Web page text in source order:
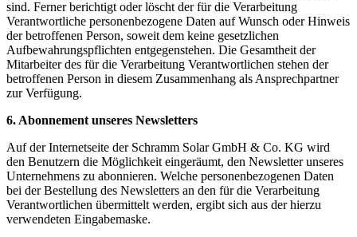
sind. Ferner berichtigt oder löscht der für die Verarbeitung
Verantwortliche personenbezogene Daten auf Wunsch oder Hinweis
der betroffenen Person, soweit dem keine gesetzlichen
Aufbewahrungspflichten entgegenstehen. Die Gesamtheit der
Mitarbeiter des für die Verarbeitung Verantwortlichen stehen der
betroffenen Person in diesem Zusammenhang als Ansprechpartner
zur Verfügung.
6. Abonnement unseres Newsletters
Auf der Internetseite der Schramm Solar GmbH & Co. KG wird
den Benutzern die Möglichkeit eingeräumt, den Newsletter unseres
Unternehmens zu abonnieren. Welche personenbezogenen Daten
bei der Bestellung des Newsletters an den für die Verarbeitung
Verantwortlichen übermittelt werden, ergibt sich aus der hierzu
verwendeten Eingabemaske.